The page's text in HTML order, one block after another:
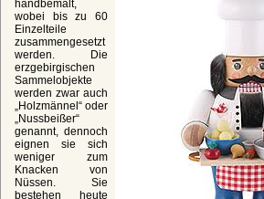
handbemalt,
wobei bis zu 60
Einzelteile
zusammengesetzt
werden. Die
erzgebirgischen
Sammelobjekte
werden zwar auch
„Holzmännel“ oder
„Nussbeißer“
genannt, dennoch
eignen sie sich
weniger zum
Knacken von
Nüssen. Sie
bestehen heute